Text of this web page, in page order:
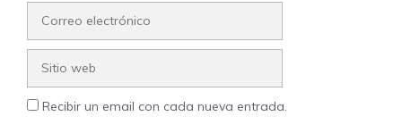
Recibir un email con cada nueva entrada.